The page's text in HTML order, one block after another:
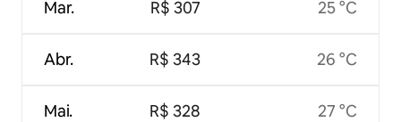
Mar.
Abr.
Mai.
R$ 307
R$ 343
R$ 328
25 °C
26 °C
27 °C